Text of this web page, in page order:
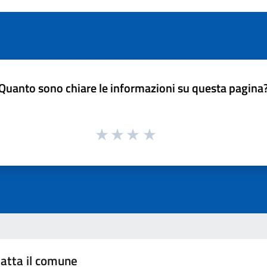
sono chiare le informazioni su questa
il comune